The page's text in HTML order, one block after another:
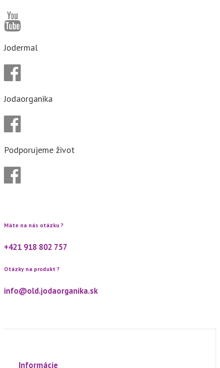
Jodermal
Jodaorganika
Podporujeme život
Máte na nás otázku ?
+421 918 802 757
Otázky na produkt ?
info@old.jodaorganika.sk
Informácie